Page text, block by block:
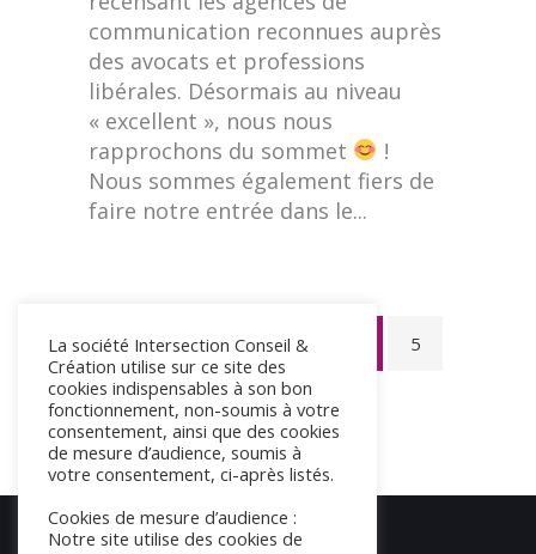
communication reconnues auprès
des avocats et professions
libérales. Désormais au niveau
« excellent », nous nous
rapprochons du sommet
!
Nous sommes également fiers de
faire notre entrée dans le...
1 2 3 5
6
La société Intersection Conseil &
Création utilise sur ce site des
cookies indispensables à son bon
fonctionnement, non-soumis à votre
consentement, ainsi que des cookies
de mesure d’audience, soumis à
votre consentement, ci-après listés.
Cookies de mesure d’audience :
Notre site utilise des cookies de